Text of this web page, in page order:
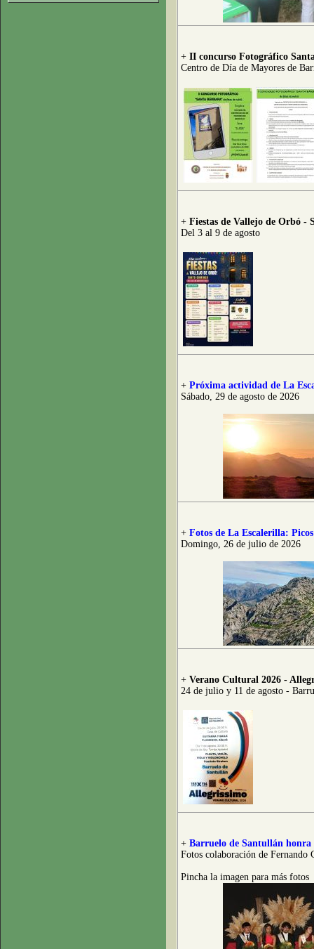
+ II concurso Fotográfico
Centro de Día de Mayores de
+ Fiestas de Vallejo de Orbó -
Del 3 al 9 de agosto
+ Próxima actividad de La
Sábado, 29 de agosto de 2026
+ Fotos de La Escalerilla:
Domingo, 26 de julio de 2026
+ Verano Cultural 2026 -
24 de julio y 11 de agosto -
+ Barruelo de Santullán honra
Fotos colaboración de Fernando
Pincha la imagen para más fotos